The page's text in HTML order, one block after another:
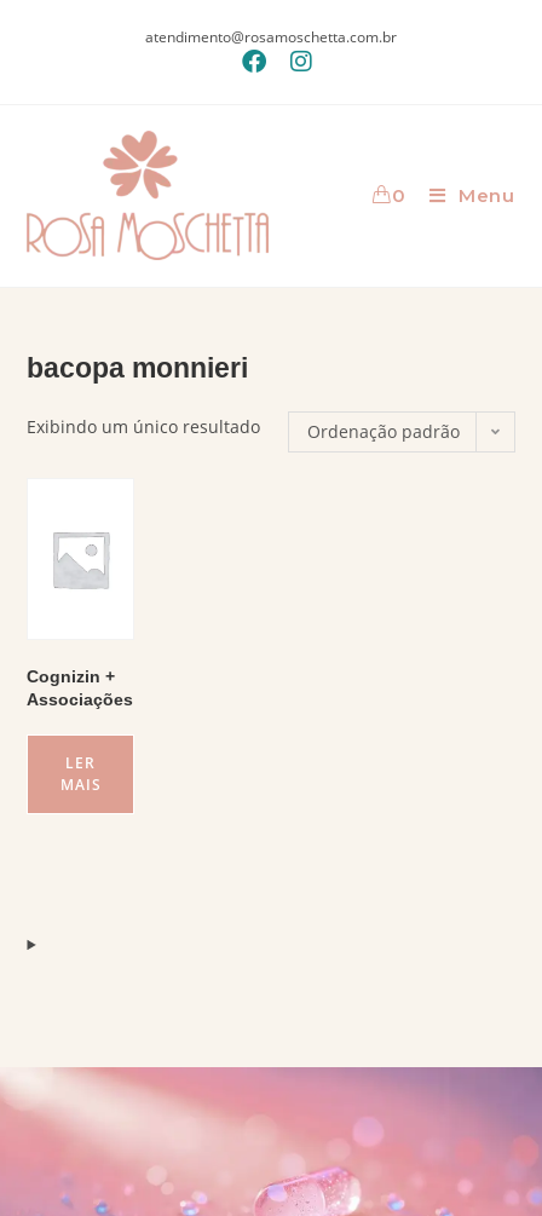
atendimento@rosamoschetta.com.br
0 Menu
bacopa monnieri
Exibindo um único resultado Ordenação padrão
Cognizin +
Associações
LER
MAIS